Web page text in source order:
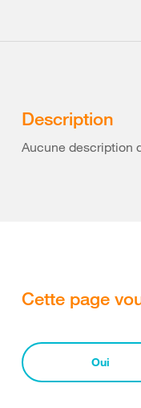
Description
Aucune description
Cette page
Oui